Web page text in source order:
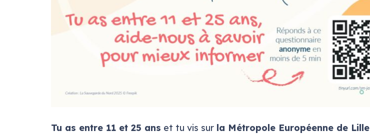
Tu as entre 11 et 25 ans et tu vis sur la Métropole Européenne de Lille